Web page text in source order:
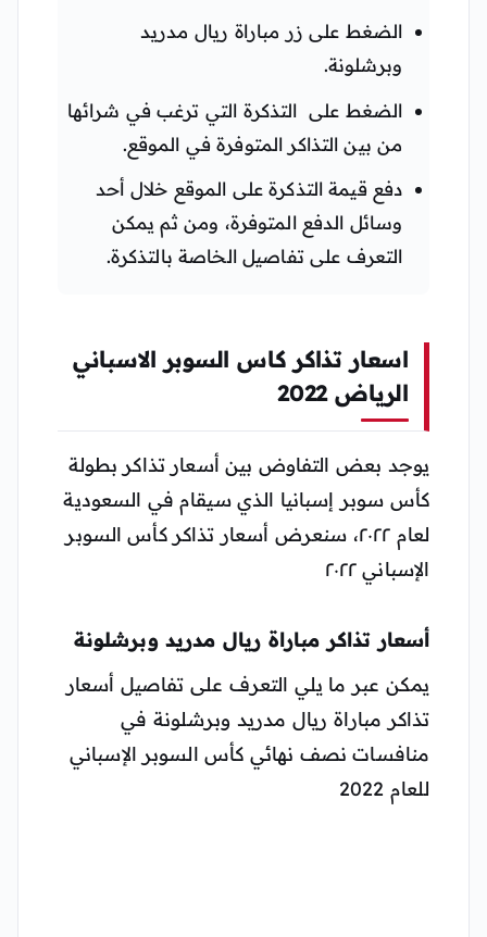
الضغط على زر مباراة ريال مدريد
وبرشلونة.
الضغط على التذكرة التي ترغب في شرائها
من بين التذاكر المتوفرة في الموقع.
دفع قيمة التذكرة على الموقع خلال أحد
وسائل الدفع المتوفرة، ومن ثم يمكن
التعرف على تفاصيل الخاصة بالتذكرة.
اسعار تذاكر كاس السوبر الاسباني
الرياض 2022
يوجد بعض التفاوض بين أسعار تذاكر بطولة
كأس سوبر إسبانيا الذي سيقام في السعودية
لعام ٢٠٢٢، سنعرض أسعار تذاكر كأس السوبر
الإسباني ٢٠٢٢
أسعار تذاكر مباراة ريال مدريد وبرشلونة
يمكن عبر ما يلي التعرف على تفاصيل أسعار
تذاكر مباراة ريال مدريد وبرشلونة في
منافسات نصف نهائي كأس السوبر الإسباني
للعام 2022